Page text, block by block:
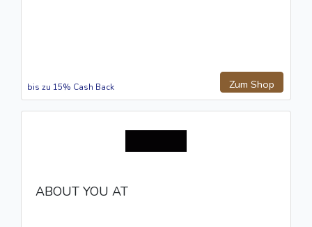
Zum Shop
bis zu 15% Cash Back
ABOUT YOU AT